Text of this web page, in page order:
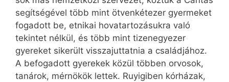
segítségével több mint ötvenkétezer gyermeket
fogadott be, etnikai hovatartozásukra való
tekintet nélkül, és több mint tizen­egyezer
gyereket sikerült visszajuttatnia a családjához.
A befogadott gyerekek közül többen orvosok,
tanárok, mérnökök lettek. Ruyigiben kórházak,